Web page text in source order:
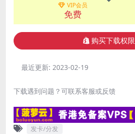
VIP会员
免费
购买下载权限
最近更新: 2023-02-19
下载遇到问题？可联系客服或反馈
发卡/分发